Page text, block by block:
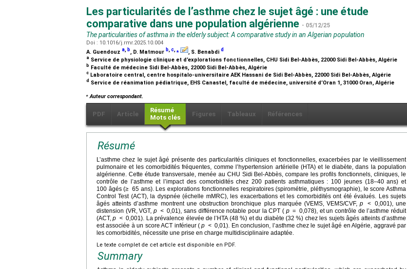
Les particularités de l’asthme chez le sujet âgé : une étude
comparative dans une population algérienne - 05/12/25
The particularities of asthma in the elderly subject: A comparative study in an Algerian population
Doi : 10.1016/j.rmr.2025.10.004
A. Guendouz a, b, D. Matmour b,c,⁎ , S. Benabdi d
a Service de physiologie clinique et d’explorations fonctionnelles, CHU Sidi Bel-Abbès, 22000 Sidi Bel-Abbès, Algérie
b Faculté de médecine Sidi Bel-Abbès, 22000 Sidi Bel-Abbès, Algérie
c Laboratoire central, centre hospitalo-universitaire AEK Hassani de Sidi Bel-Abbès, 22000 Sidi Bel-Abbès, Algérie
d Service de réanimation pédiatrique, EHS Canastel, faculté de médecine, université d’Oran 1, 31000 Oran, Algérie
⁎ Auteur correspondant.
PDF Article
Résumé
Mots clés
Figures Tableaux Références
Résumé
L’asthme chez le sujet âgé présente des particularités cliniques et fonctionnelles, exacerbées par le vieillissement
pulmonaire et les comorbidités fréquentes, comme l’hypertension artérielle (HTA) et le diabète, dans la population
algérienne. Cette étude transversale, menée au CHU Sidi Bel-Abbès, compare les profils fonctionnels, cliniques, le
contrôle de l’asthme et l’impact des comorbidités chez 200 patients asthmatiques : 100 jeunes (18–40 ans) et
100 âgés (≥ 65 ans). Les explorations fonctionnelles respiratoires (spirométrie, pléthysmographie), le score Asthma
Control Test (ACT), la dyspnée (échelle mMRC), les exacerbations et les comorbidités ont été évalués. Les sujets
âgés atteints d’asthme montrent une obstruction bronchique plus marquée (VEMS, VEMS/CVF,p < 0,001), une
distension (VR, VGT, p < 0,01), sans différence notable pour la CPT ( p = 0,078), et un contrôle de l’asthme réduit
(ACT,p < 0,001). La prévalence élevée de l’HTA (48 %) et du diabète (32 %) chez les sujets âgés atteints d’asthme
est associée à un score ACT inférieur (p < 0,01). En conclusion, l’asthme chez le sujet âgé en Algérie, aggravé par
les comorbidités, nécessite une prise en charge multidisciplinaire adaptée.
Le texte complet de cet article est disponible en PDF.
Summary